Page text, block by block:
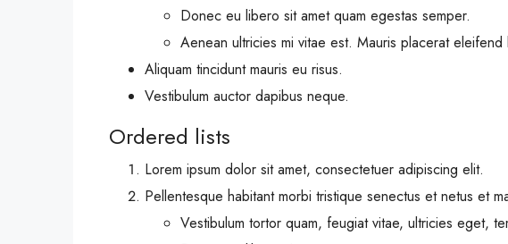
Donec eu libero sit amet quam egestas semper.
Aenean ultricies mi vitae est. Mauris placerat eleifend
Aliquam tincidunt mauris eu risus.
Vestibulum auctor dapibus neque.
Ordered lists
Lorem ipsum dolor sit amet, consectetuer adipiscing elit.
Pellentesque habitant morbi tristique senectus et netus et
Vestibulum tortor quam, feugiat vitae, ultricies eget,